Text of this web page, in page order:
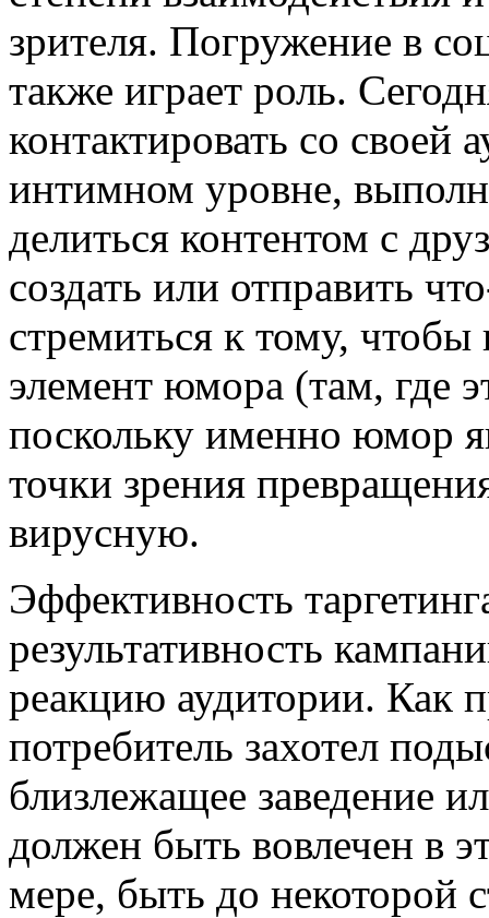
зрителя. Погружение в
также играет роль.
контактировать со своей
интимном уровне,
делиться контентом с
создать или отправить
стремиться к тому,
элемент юмора (там, где
поскольку именно юмор
точки зрения
вирусную.
Эффективность
результативность
реакцию аудитории. Как
потребитель захотел
близлежащее заведение
должен быть вовлечен в
мере, быть до некоторой